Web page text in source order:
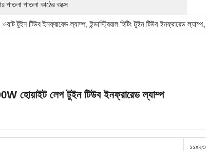
পাতলা পাতলা কাঠের বাক্সে
টুইন টিউব ইনফ্রারেড ল্যাম্প, ইন্ডাস্ট্রিয়াল হিটিং টুইন টিউব ইনফ্রারেড ল্যাম্প,
হোয়াইট লেপ টুইন টিউব ইনফ্রারেড ল্যাম্প
১১x২৩